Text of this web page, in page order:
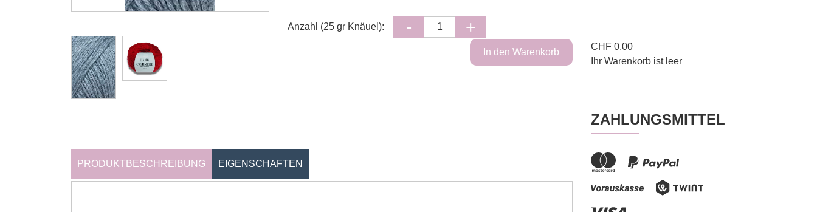
Anzahl (25 gr Knäuel):
PRODUKTBESCHREIBUNG EIGENSCHAFTEN
CHF 0.00
Ihr Warenkorb ist leer
ZAHLUNGSMITTEL